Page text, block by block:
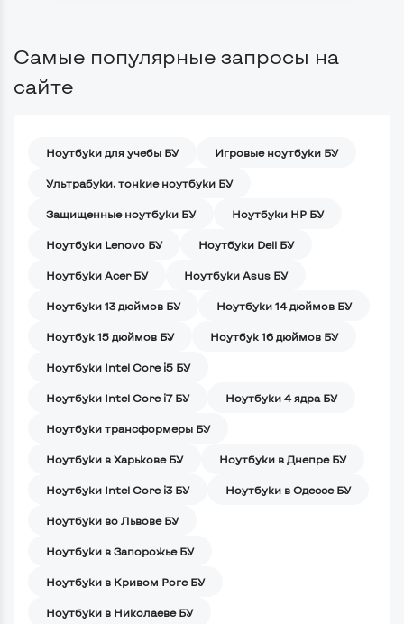
Самые популярные запросы на
сайте
Ноутбуки для учебы БУ Игровые ноутбуки БУ
Ультрабуки, тонкие ноутбуки БУ
Защищенные ноутбуки БУ Ноутбуки HP БУ
Ноутбуки Lenovo БУ Ноутбуки Dell БУ
Ноутбуки Acer БУ Ноутбуки Asus БУ
Ноутбуки 13 дюймов БУ Ноутбуки 14 дюймов БУ
Ноутбук 15 дюймов БУ Ноутбук 16 дюймов БУ
Ноутбуки Intel Core i5 БУ
Ноутбуки Intel Core i7 БУ Ноутбуки 4 ядра БУ
Ноутбуки трансформеры БУ
Ноутбуки в Харькове БУ Ноутбуки в Днепре БУ
Ноутбуки Intel Core i3 БУ Ноутбуки в Одессе БУ
Ноутбуки во Львове БУ
Ноутбуки в Запорожье БУ
Ноутбуки в Кривом Роге БУ
Ноутбуки в Николаеве БУ